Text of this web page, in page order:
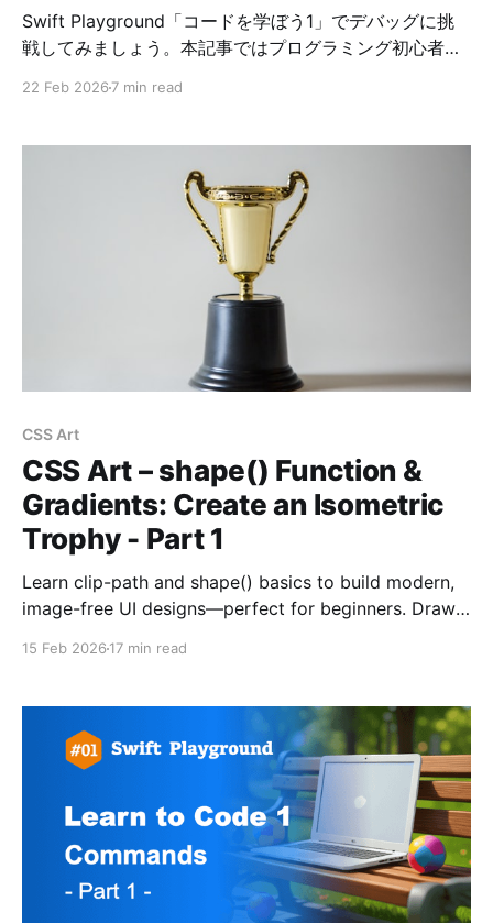
Swift Playground「コードを学ぼう1」でデバッグに挑
戦してみましょう。本記事ではプログラミング初心者に
22 Feb 2026 7 min read
CSS Art
CSS Art – shape() Function &
Gradients: Create an Isometric
Trophy - Part 1
Learn clip-path and shape() basics to build modern,
image-free UI designs—perfect for beginners. Draw
15 Feb 2026 17 min read